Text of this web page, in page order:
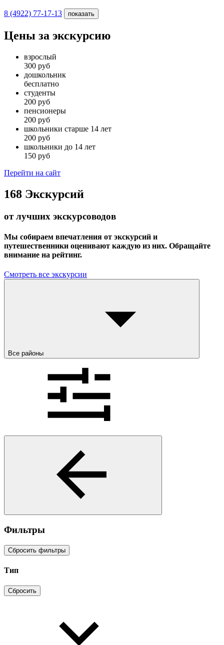
8 (4922) 77-17-13 показать
Цены за экскурсию
взрослый
300 руб
дошкольник
бесплатно
студенты
200 руб
пенсионеры
200 руб
школьники старше 14 лет
200 руб
школьники до 14 лет
150 руб
Перейти на сайт
168 Экскурсий
от лучших экскурсоводов
Мы собираем впечатления от экскурсий и
путешественники оценивают каждую из них. Обращайте
внимание на рейтинг.
Смотреть все экскурсии
Все районы
Фильтры
Сбросить фильтры
Тип
Сбросить